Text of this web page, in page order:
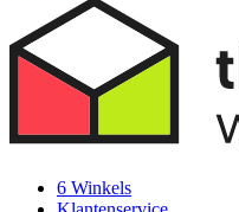
6 Winkels